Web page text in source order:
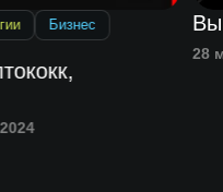
Бизнес
28